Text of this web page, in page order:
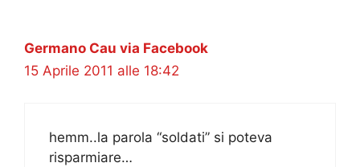
Germano Cau via Facebook
15 Aprile 2011 alle 18:42
hemm..la parola “soldati” si poteva
risparmiare…